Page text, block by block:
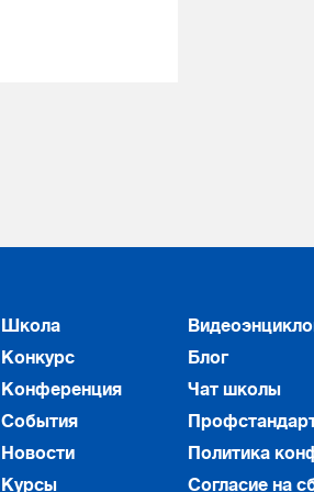
Школа
Конкурс
Конференция
События
Новости
Курсы
Блог
Чат школы
Политика
Согласие на